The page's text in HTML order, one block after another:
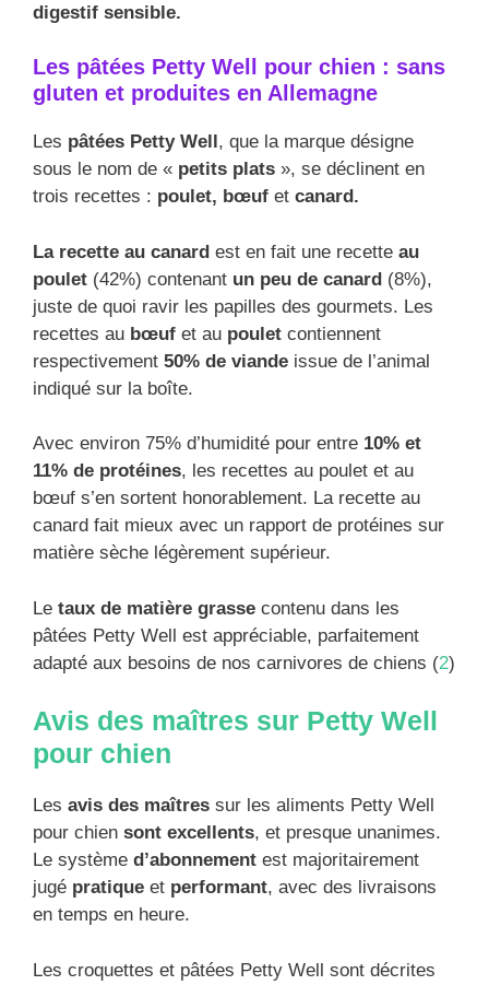
digestif sensible.
Les pâtées Petty Well pour chien : sans
gluten et produites en Allemagne
Les pâtées Petty Well , que la marque désigne
sous le nom de « petits plats », se déclinent en
trois recettes : poulet, bœuf et canard.
La recette au canard est en fait une recette au
poulet (42%) contenant un peu de canard (8%),
juste de quoi ravir les papilles des gourmets. Les
recettes au bœuf et au poulet contiennent
respectivement 50% de viande issue de l’animal
indiqué sur la boîte.
Avec environ 75% d’humidité pour entre 10% et
11% de protéines, les recettes au poulet et au
bœuf s’en sortent honorablement. La recette au
canard fait mieux avec un rapport de protéines sur
matière sèche légèrement supérieur.
Le taux de matière grasse contenu dans les
pâtées Petty Well est appréciable, parfaitement
adapté aux besoins de nos carnivores de chiens (2)
Avis des maîtres sur Petty Well
pour chien
Les avis des maîtres sur les aliments Petty Well
pour chien sont excellents, et presque unanimes.
Le système d’abonnement est majoritairement
jugé pratique et performant, avec des livraisons
en temps en heure.
Les croquettes et pâtées Petty Well sont décrites